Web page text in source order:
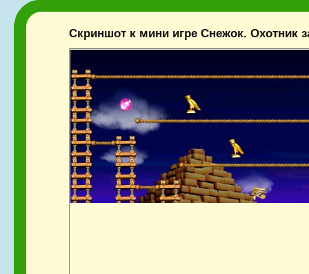
Скриншот к мини игре Снежок. Охотник